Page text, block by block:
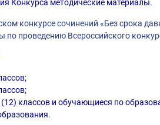
Конкурса методические материалы.
конкурсе сочинений «Без срока
проведению Всероссийского
классов и обучающиеся по